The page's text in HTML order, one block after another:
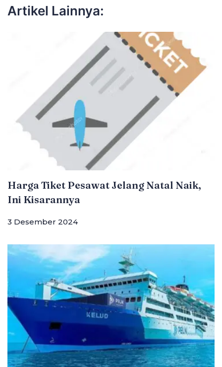
Artikel Lainnya:
Harga Tiket Pesawat Jelang Natal Naik,
Ini Kisarannya
3 Desember 2024